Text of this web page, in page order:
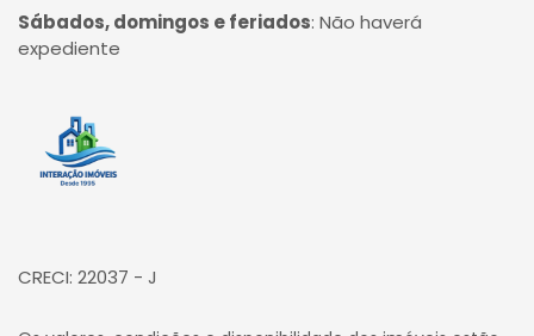
Sábados, domingos e feriados: Não haverá
expediente
Página inicial
CRECI: 22037 - J